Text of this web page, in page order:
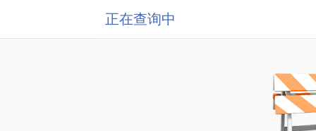
正在查询中